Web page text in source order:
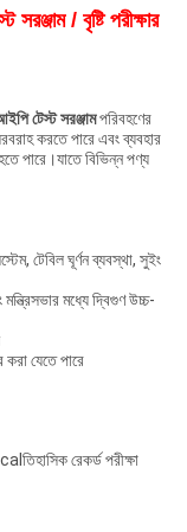
সরঞ্জাম / বৃষ্টি পরীক্ষার
টেস্ট সরঞ্জামপরিবহণের
করতে পারে এবং ব্যবহার
পারে।যাতে বিভিন্ন পণ্য
টেবিল ঘূর্ণন ব্যবস্থা, সুইং
মধ্যে দ্বিগুণ উচ্চ-
করা যেতে পারে
রেকর্ড পরীক্ষা